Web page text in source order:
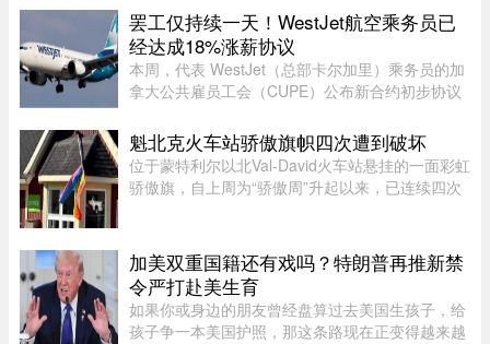
Bellefontaine、靠近avenue de ...
罢工仅持续一天！WestJet航空乘务员已
经达成18%涨薪协议
本周，代表 WestJet（总部卡尔加里）乘务员的加
拿大公共雇员工会（CUPE）公布新合约初步协议
时段津贴"，地面工作也获补偿；休息时间增加；
餐食和制服津贴上调；其他一系 ...
魁北克火车站骄傲旗帜四次遭到破坏
位于蒙特利尔以北Val-David火车站悬挂的一面彩虹
骄傲旗，自上周为“骄傲周”升起以来，已连续四次
月5日还加装了监控摄像头 ...
加美双重国籍还有戏吗？特朗普再推新禁
令严打赴美生育
如果你或身边的朋友曾经盘算过去美国生孩子，给
孩子争一本美国护照，那这条路现在正变得越来越